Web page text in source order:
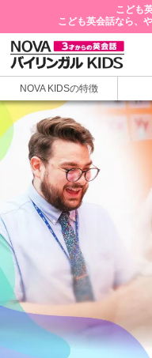
こども
こども英会話なら、
NOVA KIDSの特徴